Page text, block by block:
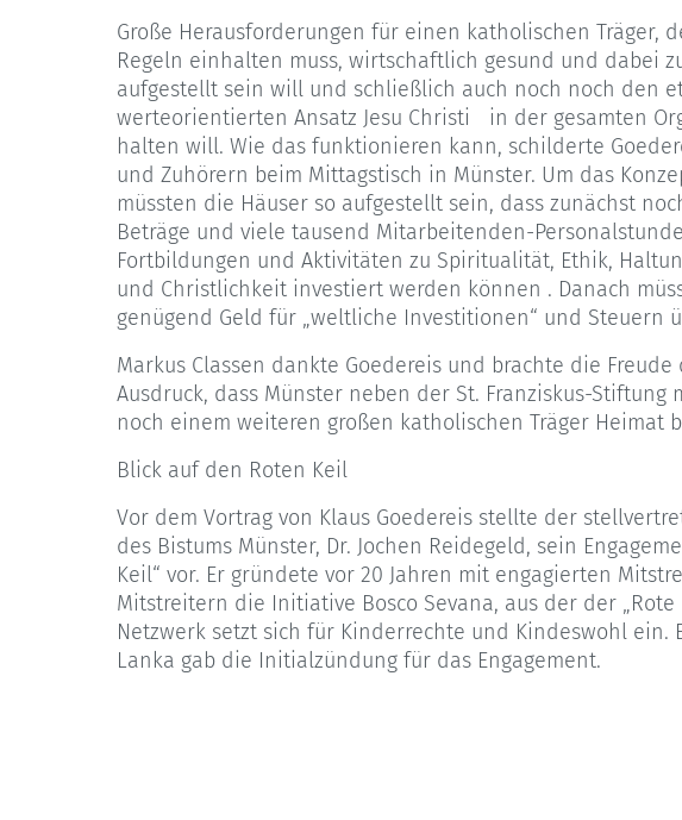
Große Herausforderungen für einen katholischen Träger,
Regeln einhalten muss, wirtschaftlich gesund und dabei
aufgestellt sein will und schließlich auch noch noch den
werteorientierten Ansatz Jesu Christi in der gesamten
halten will. Wie das funktionieren kann, schilderte
und Zuhörern beim Mittagstisch in Münster. Um das
müssten die Häuser so aufgestellt sein, dass zunächst
Beträge und viele tausend Mitarbeitenden-
Fortbildungen und Aktivitäten zu Spiritualität, Ethik,
und Christlichkeit investiert werden können . Danach
genügend Geld für „weltliche Investitionen“ und Steuern
Markus Classen dankte Goedereis und brachte die Freude
Ausdruck, dass Münster neben der St. Franziskus-Stiftung
noch einem weiteren großen katholischen Träger Heimat
Blick auf den Roten Keil
Vor dem Vortrag von Klaus Goedereis stellte der
des Bistums Münster, Dr. Jochen Reidegeld, sein
Keil“ vor. Er gründete vor 20 Jahren mit engagierten
Mitstreitern die Initiative Bosco Sevana, aus der der „Rote
Netzwerk setzt sich für Kinderrechte und Kindeswohl ein.
Lanka gab die Initialzündung für das Engagement.